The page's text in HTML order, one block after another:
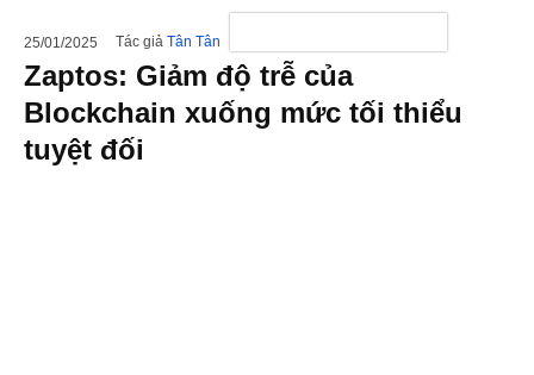
25/01/2025 Tác giả Tân Tân
Zaptos: Giảm độ trễ của
Blockchain xuống mức tối thiểu
tuyệt đối